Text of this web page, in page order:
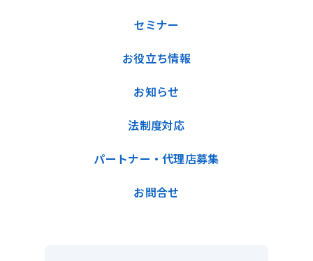
セミナー
お役立ち情報
お知らせ
法制度対応
パートナー・代理店募集
お問合せ